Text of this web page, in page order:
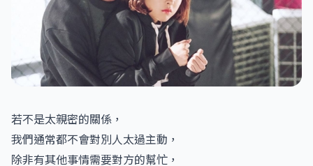
若不是太親密的關係，
我們通常都不會對別人太過主動，
除非有其他事情需要對方的幫忙，